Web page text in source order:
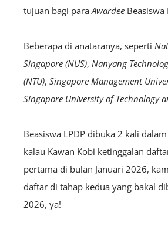
tujuan bagi paraAwardee Beasiswa
Beberapa di anataranya, seperti
Singapore (NUS), Nanyang
(NTU), Singapore Management
Singapore University of Technology
Beasiswa LPDP dibuka 2 kali
kalau Kawan Kobi ketinggalan
pertama di bulan Januari 2026,
daftar di tahap kedua yang bakal
2026, ya!